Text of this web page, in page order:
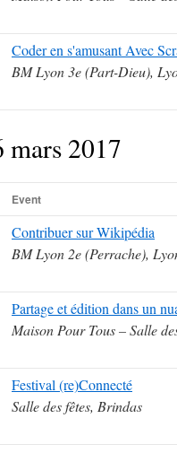
Coder en s'amusant Avec
BM Lyon 3e (Part-Dieu),
mars 2017
Event
Contribuer sur Wikipédia
BM Lyon 2e (Perrache),
Partage et édition dans un
Maison Pour Tous – Salle
Festival (re)Connecté
Salle des fêtes, Brindas